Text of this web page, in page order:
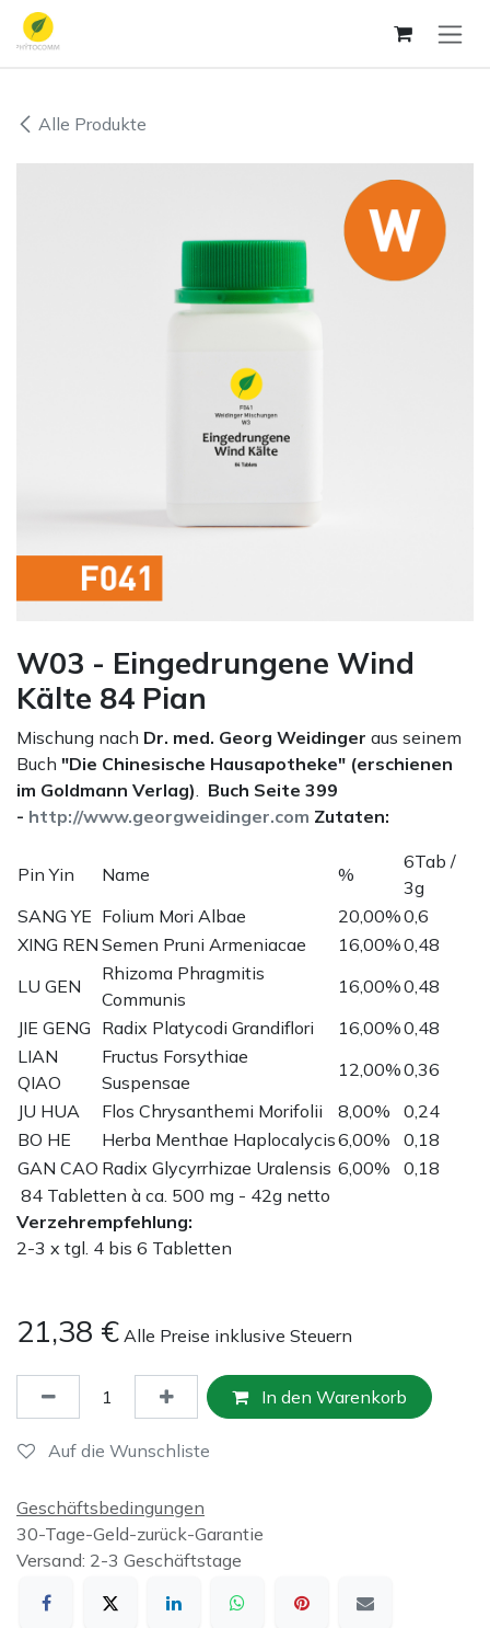
Zum Inhalt springen
Alle Produkte
W03 - Eingedrungene Wind
Kälte 84 Pian
Mischung nach Dr. med. Georg Weidinger aus seinem
Buch "Die Chinesische Hausapotheke" (erschienen
im Goldmann Verlag). Buch Seite 399
- http://www.georgweidinger.com Zutaten:
Pin Yin Name %
6Tab /
3g
SANG YE Folium Mori Albae 20,00%0,6
XING REN Semen Pruni Armeniacae 16,00%0,48
LU GEN
Rhizoma Phragmitis
Communis
16,00%0,48
JIE GENG Radix Platycodi Grandiflori 16,00%0,48
LIAN
QIAO
Fructus Forsythiae
Suspensae
12,00%0,36
JU HUA
Flos Chrysanthemi Morifolii 8,00%
0,24
BO HE
Herba Menthae Haplocalycis6,00%
0,18
GAN CAO Radix Glycyrrhizae Uralensis 6,00%
0,18
84 Tabletten à ca. 500 mg - 42g netto
Verzehrempfehlung:
2-3 x tgl. 4 bis 6 Tabletten
21,38 € Alle Preise inklusive Steuern
In den Warenkorb
Auf die Wunschliste
Geschäftsbedingungen
30-Tage-Geld-zurück-Garantie
Versand: 2-3 Geschäftstage